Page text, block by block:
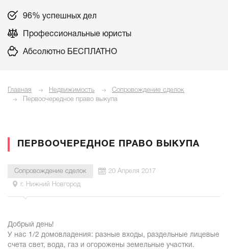
96% успешных дел
Профессиональные юристы
Абсолютно БЕСПЛАТНО
Главная Недвижимость
Сопровождение сделок
Первоочередное право выкупа
ПЕРВООЧЕРЕДНОЕ ПРАВО ВЫКУПА
Сопровождение сделок 20 Апреля 2017
г. Нижний Новгород
Добрый день!
У нас 1/2 домовладения: разные входы, раздельные лицевые
счета свет, вода, газ и огорожены земельные участки.